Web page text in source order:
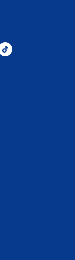
gobernará